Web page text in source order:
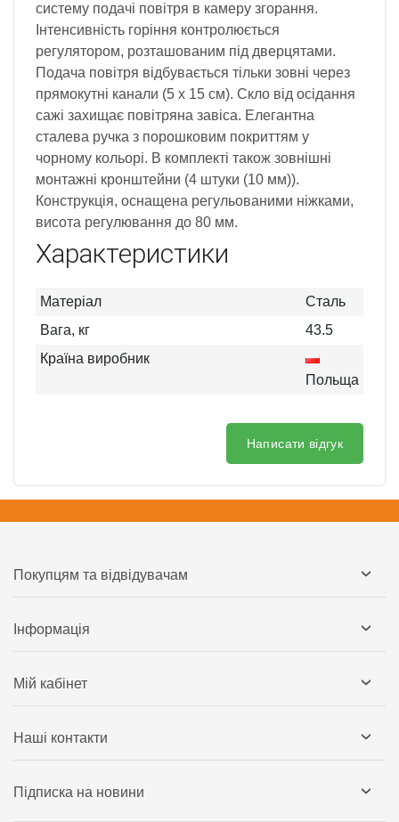
систему подачі повітря в камеру згорання.
Інтенсивність горіння контролюється
регулятором, розташованим під дверцятами.
Подача повітря відбувається тільки зовні через
прямокутні канали (5 x 15 см). Скло від осідання
сажі захищає повітряна завіса. Елегантна
сталева ручка з порошковим покриттям у
чорному кольорі. В комплекті також зовнішні
монтажні кронштейни (4 штуки (10 мм)).
Конструкція, оснащена регульованими ніжками,
висота регулювання до 80 мм.
Характеристики
Матеріал
Сталь
Вага, кг
43.5
Країна виробник
Польща
Написати відгук
Покупцям та відвідувачам
Інформація
Мій кабінет
Наші контакти
Підписка на новини